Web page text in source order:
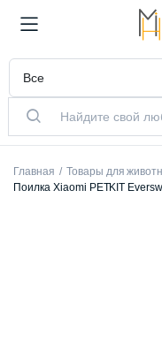
Главная
Товары для
Поилка Xiaomi PETKIT